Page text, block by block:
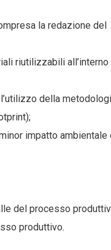
la redazione del
riutilizzabili all’interno
della
impatto ambientale
del processo
produttivo.